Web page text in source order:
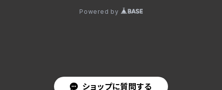
ショップに質問する
Powered by